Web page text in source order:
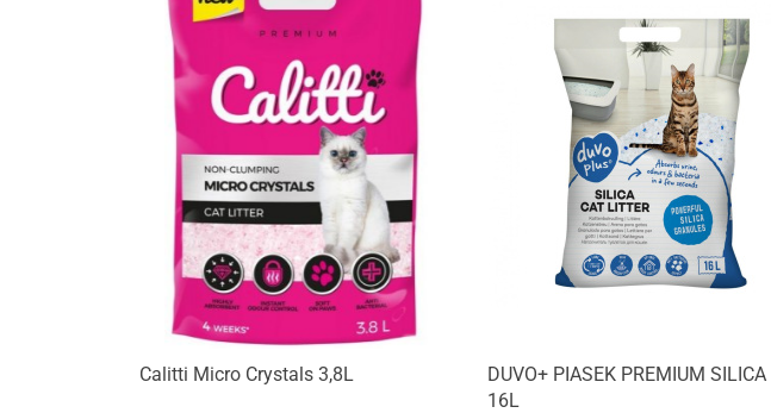
Calitti Micro Crystals 3,8L
DUVO+ PIASEK PREMIUM SILICA
16L